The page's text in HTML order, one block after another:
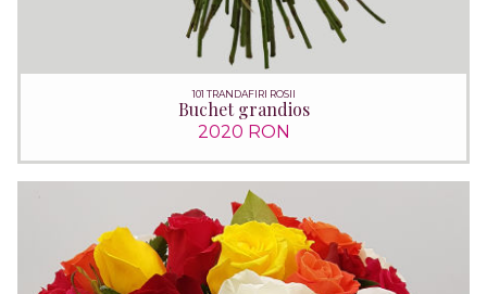
101 TRANDAFIRI ROSII
Buchet grandios
2020 RON